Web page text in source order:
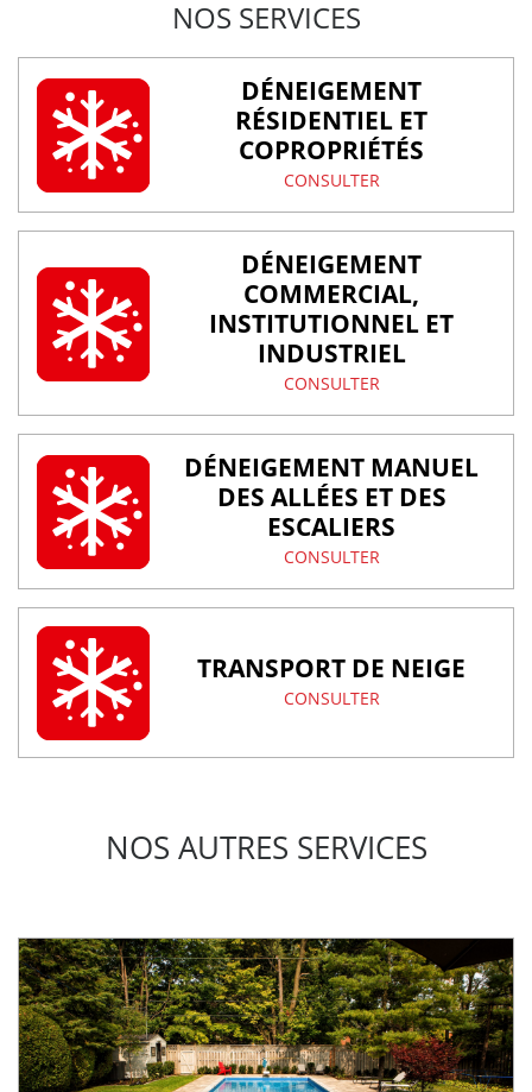
NOS SERVICES
DÉNEIGEMENT
RÉSIDENTIEL ET
COPROPRIÉTÉS
CONSULTER
DÉNEIGEMENT
COMMERCIAL,
INSTITUTIONNEL ET
INDUSTRIEL
CONSULTER
DÉNEIGEMENT MANUEL
DES ALLÉES ET DES
ESCALIERS
CONSULTER
TRANSPORT DE NEIGE
CONSULTER
NOS AUTRES SERVICES